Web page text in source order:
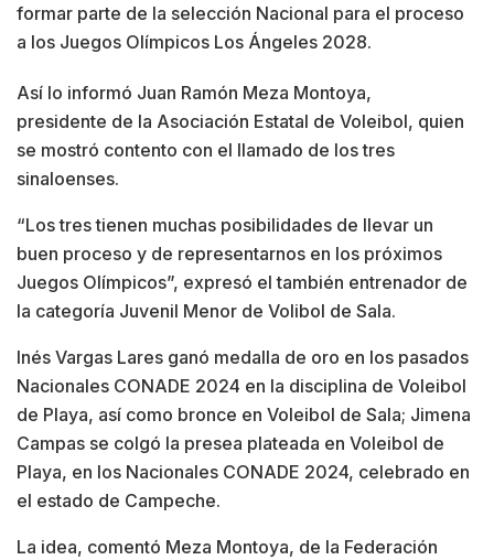
formar parte de la selección Nacional para el proceso
a los Juegos Olímpicos Los Ángeles 2028.
Así lo informó Juan Ramón Meza Montoya,
presidente de la Asociación Estatal de Voleibol, quien
se mostró contento con el llamado de los tres
sinaloenses.
“Los tres tienen muchas posibilidades de llevar un
buen proceso y de representarnos en los próximos
Juegos Olímpicos”, expresó el también entrenador de
la categoría Juvenil Menor de Volibol de Sala.
Inés Vargas Lares ganó medalla de oro en los pasados
Nacionales CONADE 2024 en la disciplina de Voleibol
de Playa, así como bronce en Voleibol de Sala; Jimena
Campas se colgó la presea plateada en Voleibol de
Playa, en los Nacionales CONADE 2024, celebrado en
el estado de Campeche.
La idea, comentó Meza Montoya, de la Federación